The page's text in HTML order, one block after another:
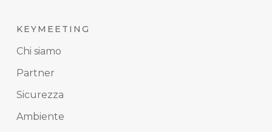
KEYMEETING
Chi siamo
Partner
Sicurezza
Ambiente